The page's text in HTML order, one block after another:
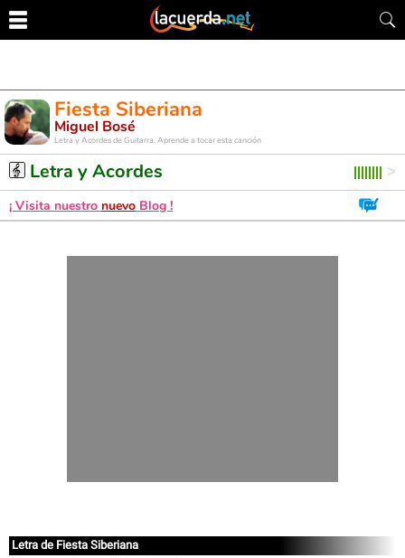
Fiesta Siberiana
Miguel Bosé
Letra y Acordes de Guitarra. Aprende a tocar esta canción
Letra y Acordes
¡ Visita nuestro nuevo Blog !
Letra de Fiesta Siberiana